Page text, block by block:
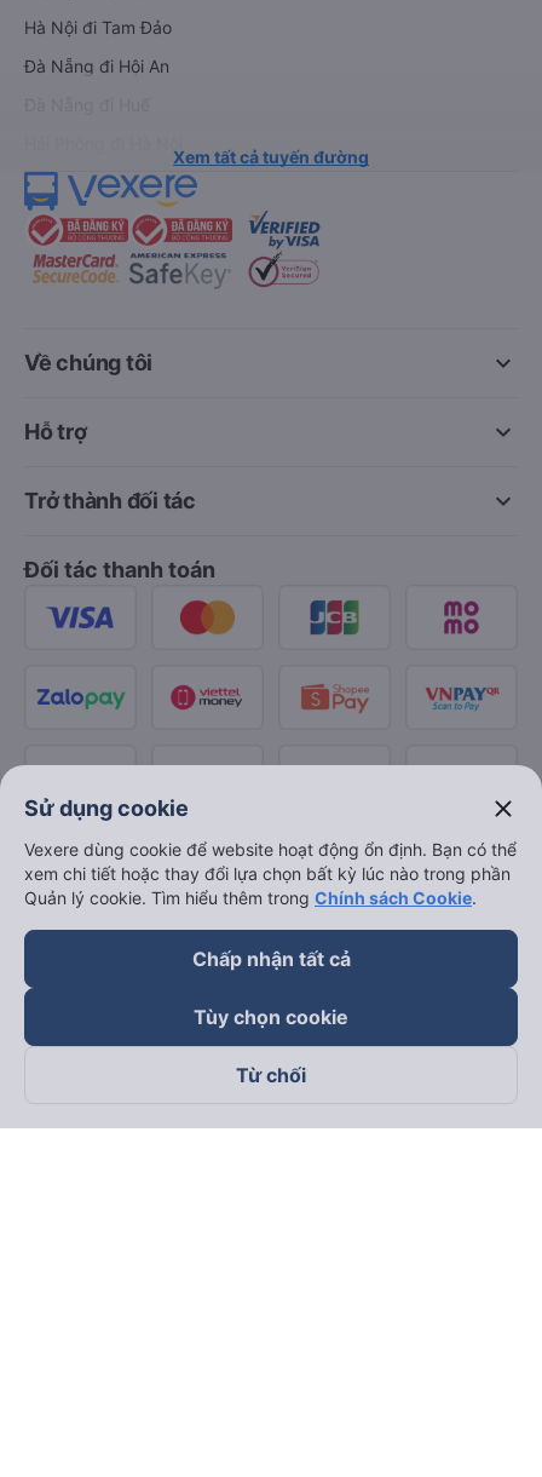
Hà Nội đi Tam Đảo
Đà Nẵng đi Hội An
Xem tất cả tuyến đường
keyboard_arrow_down
Về chúng tôi
keyboard_arrow_down
Hỗ trợ
keyboard_arrow_down
Trở thành đối tác
Đối tác thanh toán
Theo dõi chúng tôi trên
Sử dụng cookie close
Vexere dùng cookie để website hoạt động ổn định. Bạn có thể
xem chi tiết hoặc thay đổi lựa chọn bất kỳ lúc nào trong phần
Quản lý cookie. Tìm hiểu thêm trong Chính sách Cookie.
Chấp nhận tất cả
Tùy chọn cookie
Từ chối